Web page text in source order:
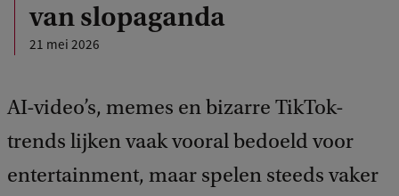
van slopaganda
21 mei 2026
AI-video’s, memes en bizarre TikTok-
trends lijken vaak vooral bedoeld voor
entertainment, maar spelen steeds vaker